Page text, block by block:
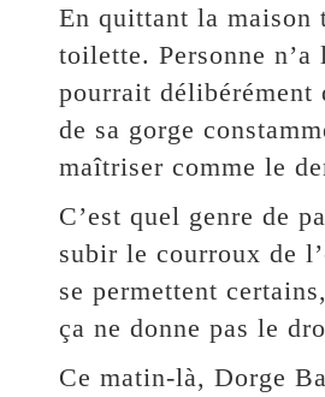
En quittant la maison
toilette. Personne n’a
pourrait délibérément
de sa gorge
maîtriser comme le
C’est quel genre de
subir le courroux de
se permettent
ça ne donne pas le
Ce matin-là, Dorge